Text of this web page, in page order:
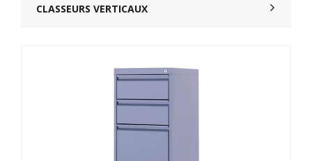
CLASSEURS VERTICAUX